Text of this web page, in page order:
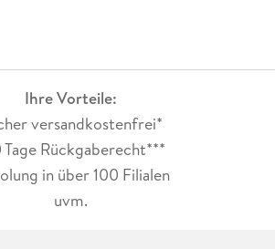
Ihre Vorteile:
versandkostenfrei*
Tage Rückgaberecht***
in über 100 Filialen
uvm.